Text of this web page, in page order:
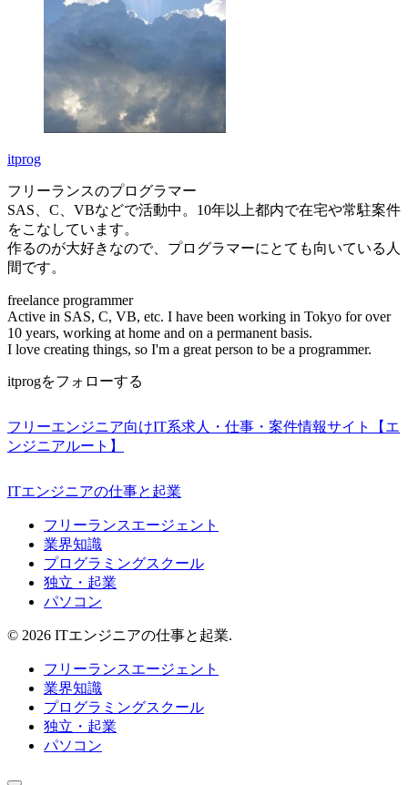
itprog
フリーランスのプログラマー
SAS、C、VBなどで活動中。10年以上都内で在宅や常駐案件
をこなしています。
作るのが大好きなので、プログラマーにとても向いている人
間です。
freelance programmer
Active in SAS, C, VB, etc. I have been working in Tokyo for over
10 years, working at home and on a permanent basis.
I love creating things, so I'm a great person to be a programmer.
itprogをフォローする
フリーエンジニア向けIT系求人・仕事・案件情報サイト【エ
ンジニアルート】
ITエンジニアの仕事と起業
フリーランスエージェント
業界知識
プログラミングスクール
独立・起業
パソコン
© 2026 ITエンジニアの仕事と起業.
フリーランスエージェント
業界知識
プログラミングスクール
独立・起業
パソコン